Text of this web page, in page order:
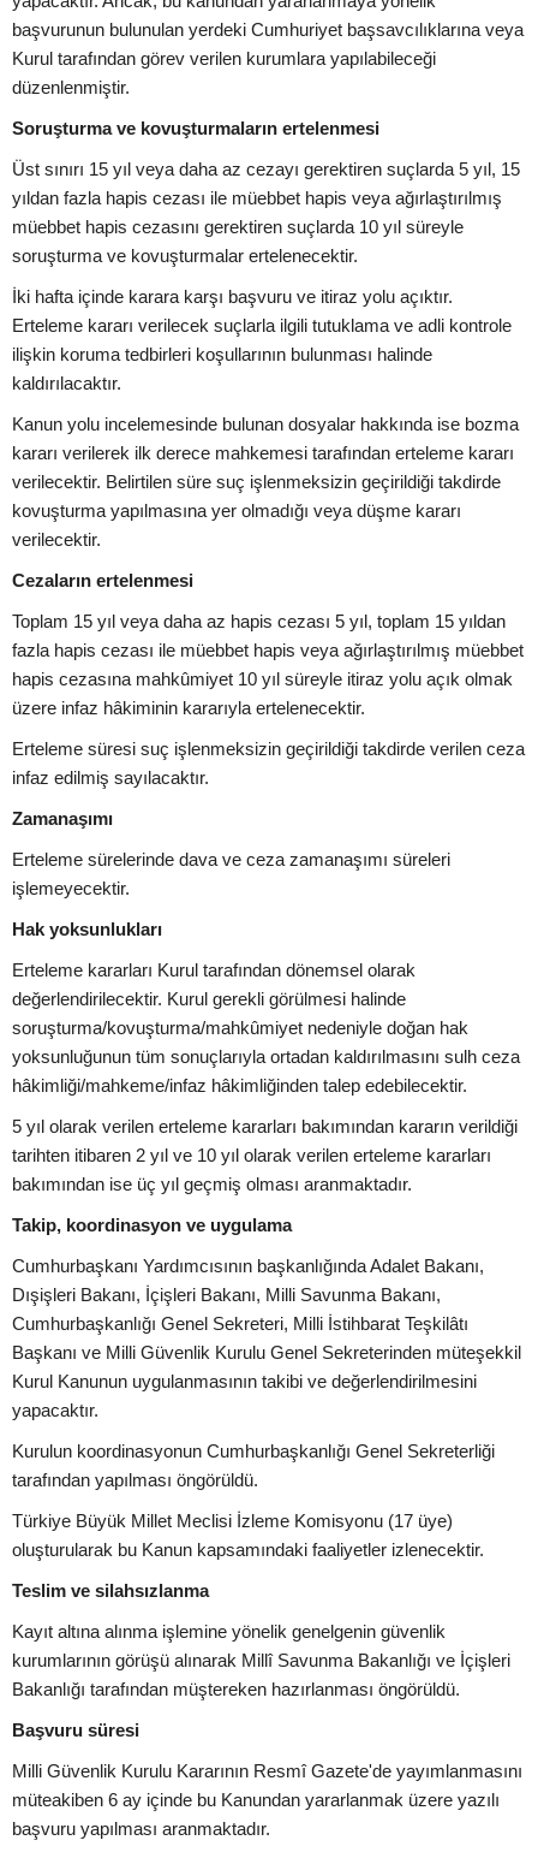
başvurunun bulunulan yerdeki Cumhuriyet başsavcılıklarına veya
Kurul tarafından görev verilen kurumlara yapılabileceği
düzenlenmiştir.
Soruşturma ve kovuşturmaların ertelenmesi
Üst sınırı 15 yıl veya daha az cezayı gerektiren suçlarda 5 yıl, 15
yıldan fazla hapis cezası ile müebbet hapis veya ağırlaştırılmış
müebbet hapis cezasını gerektiren suçlarda 10 yıl süreyle
soruşturma ve kovuşturmalar ertelenecektir.
İki hafta içinde karara karşı başvuru ve itiraz yolu açıktır.
Erteleme kararı verilecek suçlarla ilgili tutuklama ve adli kontrole
ilişkin koruma tedbirleri koşullarının bulunması halinde
kaldırılacaktır.
Kanun yolu incelemesinde bulunan dosyalar hakkında ise bozma
kararı verilerek ilk derece mahkemesi tarafından erteleme kararı
verilecektir. Belirtilen süre suç işlenmeksizin geçirildiği takdirde
kovuşturma yapılmasına yer olmadığı veya düşme kararı
verilecektir.
Cezaların ertelenmesi
Toplam 15 yıl veya daha az hapis cezası 5 yıl, toplam 15 yıldan
fazla hapis cezası ile müebbet hapis veya ağırlaştırılmış müebbet
hapis cezasına mahkûmiyet 10 yıl süreyle itiraz yolu açık olmak
üzere infaz hâkiminin kararıyla ertelenecektir.
Erteleme süresi suç işlenmeksizin geçirildiği takdirde verilen ceza
infaz edilmiş sayılacaktır.
Zamanaşımı
Erteleme sürelerinde dava ve ceza zamanaşımı süreleri
işlemeyecektir.
Hak yoksunlukları
Erteleme kararları Kurul tarafından dönemsel olarak
değerlendirilecektir. Kurul gerekli görülmesi halinde
soruşturma/kovuşturma/mahkûmiyet nedeniyle doğan hak
yoksunluğunun tüm sonuçlarıyla ortadan kaldırılmasını sulh ceza
hâkimliği/mahkeme/infaz hâkimliğinden talep edebilecektir.
5 yıl olarak verilen erteleme kararları bakımından kararın verildiği
tarihten itibaren 2 yıl ve 10 yıl olarak verilen erteleme kararları
bakımından ise üç yıl geçmiş olması aranmaktadır.
Takip, koordinasyon ve uygulama
Cumhurbaşkanı Yardımcısının başkanlığında Adalet Bakanı,
Dışişleri Bakanı, İçişleri Bakanı, Milli Savunma Bakanı,
Cumhurbaşkanlığı Genel Sekreteri, Milli İstihbarat Teşkilâtı
Başkanı ve Milli Güvenlik Kurulu Genel Sekreterinden müteşekkil
Kurul Kanunun uygulanmasının takibi ve değerlendirilmesini
yapacaktır.
Kurulun koordinasyonun Cumhurbaşkanlığı Genel Sekreterliği
tarafından yapılması öngörüldü.
Türkiye Büyük Millet Meclisi İzleme Komisyonu (17 üye)
oluşturularak bu Kanun kapsamındaki faaliyetler izlenecektir.
Teslim ve silahsızlanma
Kayıt altına alınma işlemine yönelik genelgenin güvenlik
kurumlarının görüşü alınarak Millî Savunma Bakanlığı ve İçişleri
Bakanlığı tarafından müştereken hazırlanması öngörüldü.
Başvuru süresi
Milli Güvenlik Kurulu Kararının Resmî Gazete'de yayımlanmasını
müteakiben 6 ay içinde bu Kanundan yararlanmak üzere yazılı
başvuru yapılması aranmaktadır.